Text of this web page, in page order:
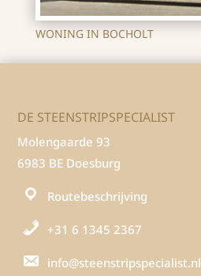
WONING IN BOCHOLT
DE STEENSTRIPSPECIALIST
Molengaarde 93
6983 BE Doesburg
Routebeschrijving
+31 6 1345 2367
info@steenstripspecialist.nl